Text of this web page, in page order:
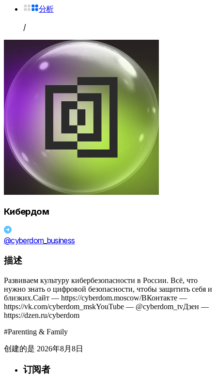
分析
/
Кибердом
@cyberdom_business
描述
Развиваем культуру кибербезопасности в России. Всё, что
нужно знать о цифровой безопасности, чтобы защитить себя и
близких.Сайт — https://cyberdom.moscow/ВКонтакте —
https://vk.com/cyberdom_mskYouTube — @cyberdom_tvДзен —
https://dzen.ru/cyberdom
#Parenting & Family
创建的是 2026年8月8日
订阅者